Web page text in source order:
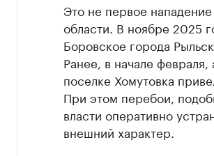
Это не первое
области. В ноябре 2025
Боровское города
Ранее, в начале февраля,
поселке Хомутовка
При этом перебои,
власти оперативно
внешний характер.